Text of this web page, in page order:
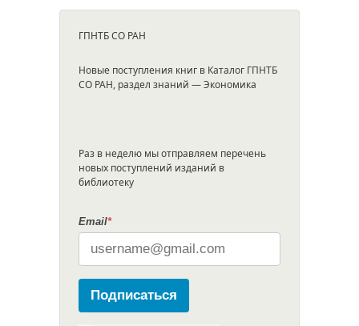
ГПНТБ СО РАН
Новые поступления книг в Каталог ГПНТБ
СО РАН, раздел знаний — Экономика
Раз в неделю мы отправляем перечень
новых поступлений изданий в
библиотеку
Email*
Подписаться